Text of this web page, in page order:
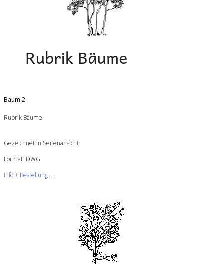
Baum 2
Rubrik Bäume
Gezeichnet in Seitenansicht.
Format: DWG
Info + Bestellung ...